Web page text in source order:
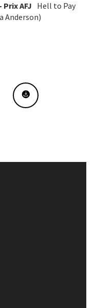
AFJ Hell to Pay
Anderson)